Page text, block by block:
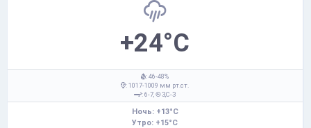
+24°C
: 46-48%
: 1017-1009 мм рт.ст.
: 6-7,
З,С-З
Ночь: +13°C
Утро: +15°C